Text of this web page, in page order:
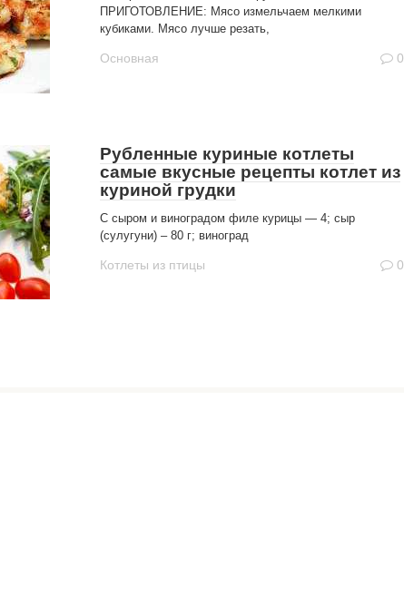
ПРИГОТОВЛЕНИЕ: Мясо измельчаем мелкими
кубиками. Мясо лучше резать,
Основная 0
Рубленные куриные котлеты
самые вкусные рецепты котлет из
куриной грудки
С сыром и виноградом филе курицы — 4; сыр
(сулугуни) – 80 г; виноград
Котлеты из птицы 0